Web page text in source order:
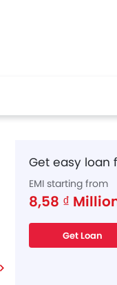
Get easy loan
EMI starting from
8,58 ₫
Get Loan